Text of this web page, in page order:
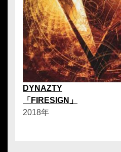
DYNAZTY
「FIRESIGN」
2018年